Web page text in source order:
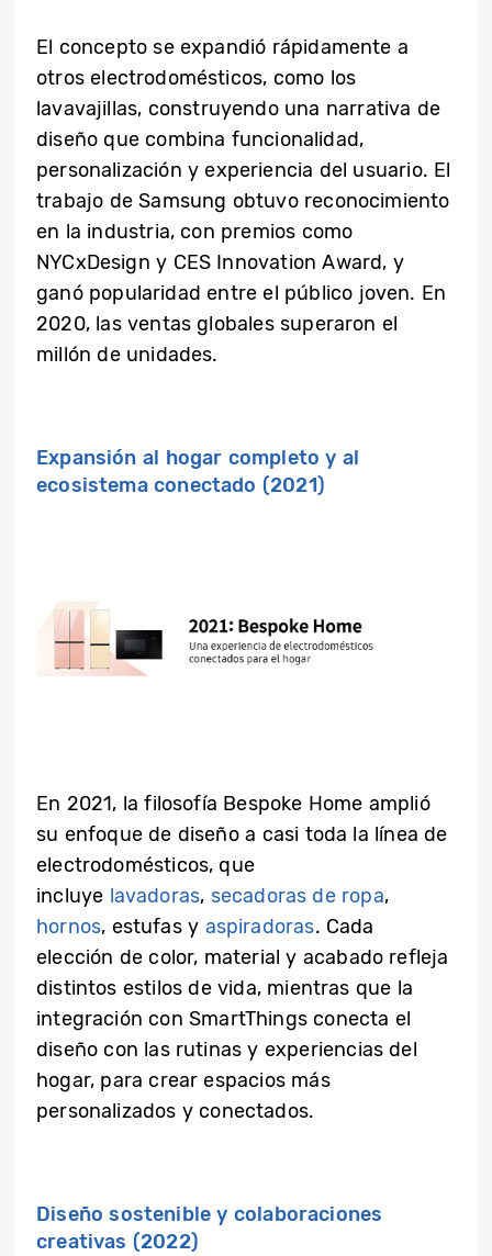
El concepto se expandió rápidamente a
otros electrodomésticos, como los
lavavajillas, construyendo una narrativa de
diseño que combina funcionalidad,
personalización y experiencia del usuario. El
trabajo de Samsung obtuvo reconocimiento
en la industria, con premios como
NYCxDesign y CES Innovation Award, y
ganó popularidad entre el público joven. En
2020, las ventas globales superaron el
millón de unidades.
Expansión al hogar completo y al
ecosistema conectado (2021)
En 2021, la filosofía Bespoke Home amplió
su enfoque de diseño a casi toda la línea de
electrodomésticos, que
incluye lavadoras, secadoras de ropa,
hornos, estufas y aspiradoras. Cada
elección de color, material y acabado refleja
distintos estilos de vida, mientras que la
integración con SmartThings conecta el
diseño con las rutinas y experiencias del
hogar, para crear espacios más
personalizados y conectados.
Diseño sostenible y colaboraciones
creativas (2022)